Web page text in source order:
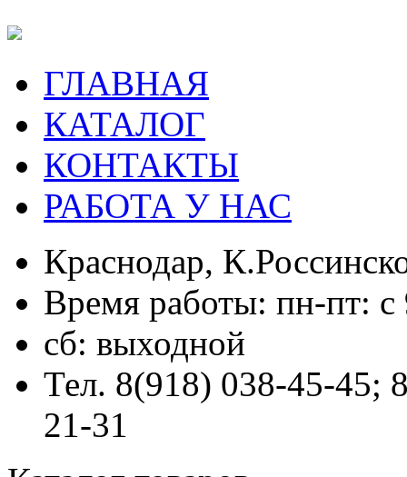
ГЛАВНАЯ
КАТАЛОГ
КОНТАКТЫ
РАБОТА У НАС
Краснодар,
Время работы: пн-пт:
сб: выходной
Тел. 8(918) 038-45-45;
21-31